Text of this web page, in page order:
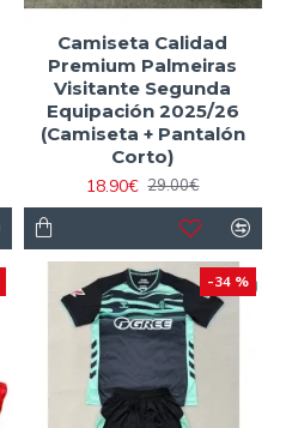
Camiseta Calidad
Premium Palmeiras
Visitante Segunda
Equipación 2025/26
(Camiseta + Pantalón
Corto)
18.90€ 29.00€
-34 %